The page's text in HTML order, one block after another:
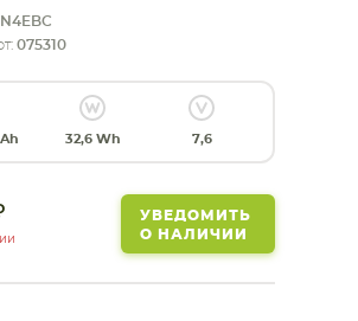
075310
32,6 Wh 7,6
УВЕДОМИТЬ
О НАЛИЧИИ